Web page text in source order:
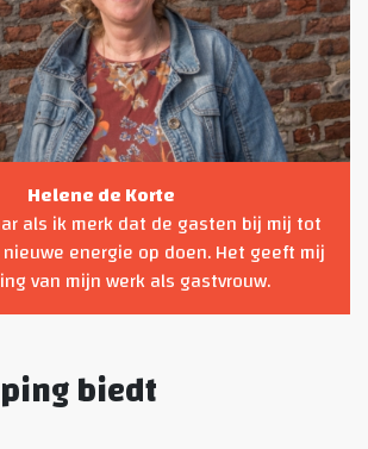
Helene de Korte
als ik merk dat de gasten bij mij tot
energie op doen. Het geeft mij
van mijn werk als gastvrouw.
biedt